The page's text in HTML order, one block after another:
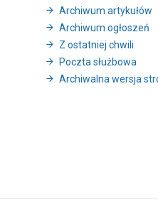
Archiwum artykułów
Archiwum ogłoszeń
Z ostatniej chwili
Poczta służbowa
Archiwalna wersja